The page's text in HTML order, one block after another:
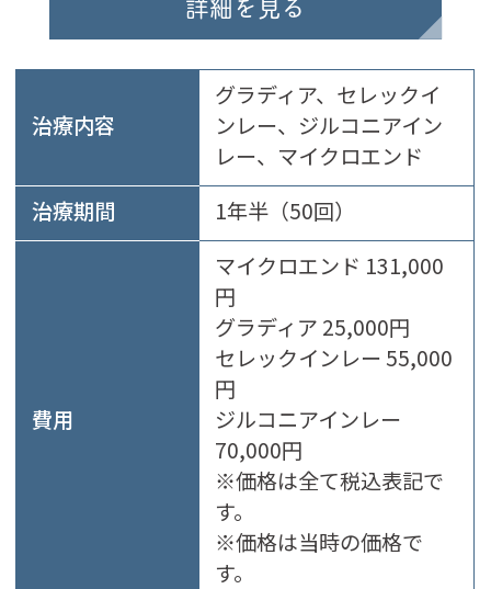
治療内容
グラディア、セレックイ
ンレー、ジルコニアイン
レー、マイクロエンド
治療期間
1年半（50回）
費用
マイクロエンド 131,000
円
グラディア 25,000円
セレックインレー 55,000
円
ジルコニアインレー
70,000円
※価格は全て税込表記で
す。
※価格は当時の価格で
す。